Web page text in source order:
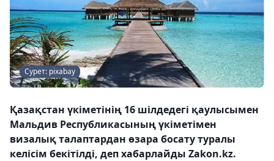
Сурет: pixabay
Қазақстан үкіметінің 16 шілдедегі қаулысымен
Мальдив Республикасының үкіметімен
визалық талаптардан өзара босату туралы
келісім бекітілді, деп хабарлайды Zakon.kz.